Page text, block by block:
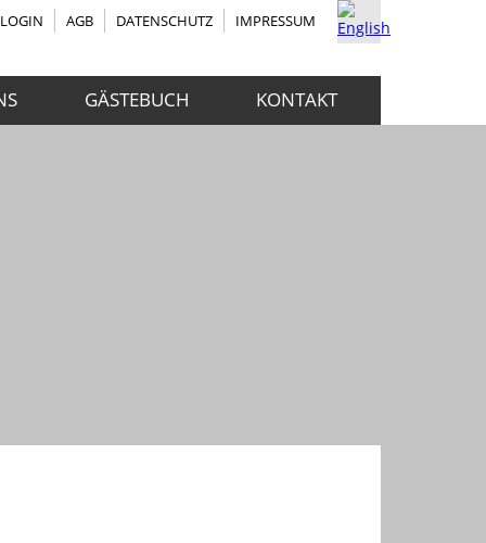
AGB DATENSCHUTZ IMPRESSUM
GÄSTEBUCH KONTAKT